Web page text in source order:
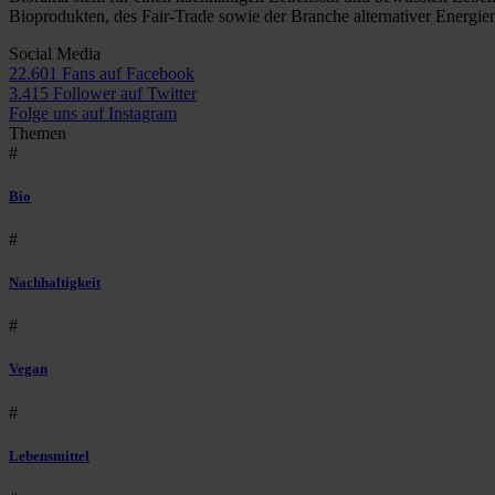
Bioprodukten, des Fair-Trade sowie der Branche alternativer
Social Media
22.601 Fans auf Facebook
3.415 Follower auf Twitter
Folge uns auf Instagram
Themen
#
Bio
#
Nachhaltigkeit
#
Vegan
#
Lebensmittel